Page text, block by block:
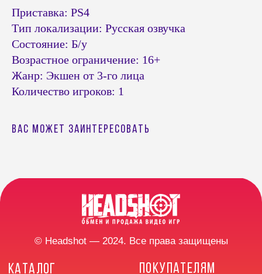
Приставка: PS4
Тип локализации: Русская озвучка
Состояние: Б/у
Возрастное ограничение: 16+
Жанр: Экшен от 3-го лица
Количество игроков: 1
Вас может заинтересовать
КАТАЛОГ
Приставки Xbox
Приставки и акссесуары
Nintendo Switch
Приставки PS4 / PS5 Доставка и оплата
Политика
headshotstore74@outlook.com
Аксессуары PS4 и PS5
Портативные консоли
Виртуальная реальность
Реквизиты
Время работы: с 10:00
до 20:00 без выходных
Бонусная система